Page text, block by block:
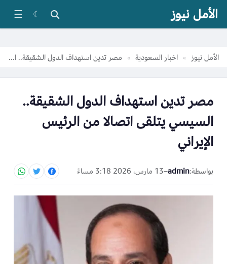
الأمل نيوز ☾
☰
الأمل نيوز » اخبار السعودية » مصر تدين استهداف الدول الشقيقة.. السيسي يتلقى اتصالا من الرئيس الإيراني
مصر تدين استهداف الدول الشقيقة..
السيسي يتلقى اتصالا من الرئيس
الإيراني
بواسطة:admin
–13 مارس، 2026 3:18 مساءً